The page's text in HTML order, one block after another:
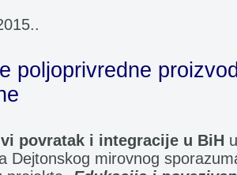
poljoprivredne
povratak i integracije u BiH
Dejtonskog mirovnog